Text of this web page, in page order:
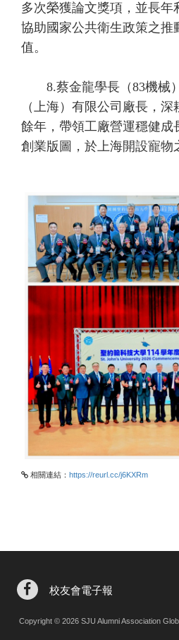
多次榮獲論文獎項，並長年
協助國家公共衛生政策之推
值。
8.蔡金龍學長（83機械
（上海）有限公司廠長，
餘年，帶領工廠營運穩健成
創業版圖，於上海開設寵物
相關連結： https://reurl.cc/j6KXRm
校友會電子報
Copyright © 2026 SJU Alumni Association